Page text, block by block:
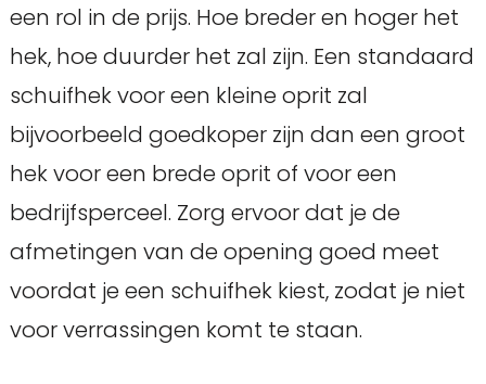
een rol in de prijs. Hoe breder en hoger het
hek, hoe duurder het zal zijn. Een standaard
schuifhek voor een kleine oprit zal
bijvoorbeeld goedkoper zijn dan een groot
hek voor een brede oprit of voor een
bedrijfsperceel. Zorg ervoor dat je de
afmetingen van de opening goed meet
voordat je een schuifhek kiest, zodat je niet
voor verrassingen komt te staan.